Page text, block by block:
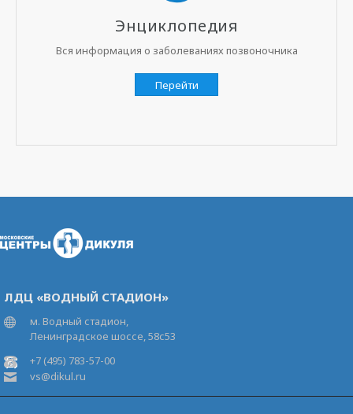
Энциклопедия
Вся информация о заболеваниях позвоночника
Перейти
ЛДЦ «ВОДНЫЙ СТАДИОН»
м. Водный стадион,
Ленинградское шоссе, 58с53
+7 (495) 783-57-00
vs@dikul.ru